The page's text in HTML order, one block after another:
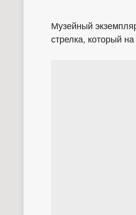
Музейный
стрелка, который